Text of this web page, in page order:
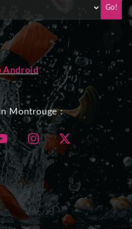
Go!
Android
Montrouge :